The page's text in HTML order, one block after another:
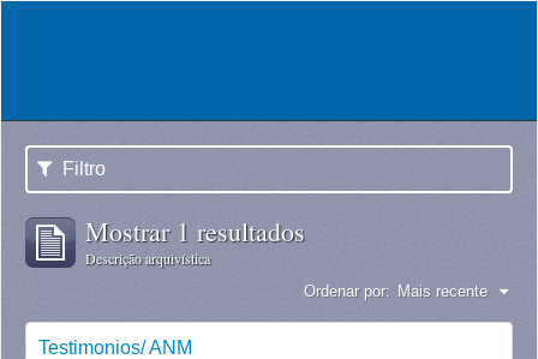
Filtro
Mostrar 1 resultados
Descrição arquivística
Ordenar por: Mais recente
Testimonios/ ANM